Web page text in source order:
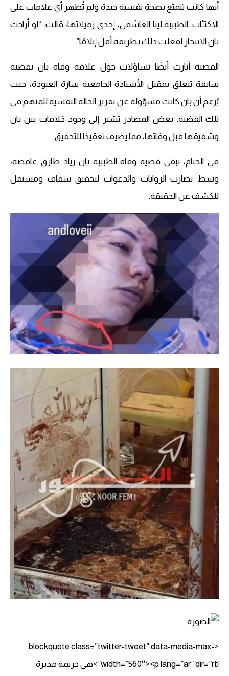
أنها كانت تتمتع بصحة نفسية جيدة ولم تُظهر أي علامات على
الاكتئاب. الطبيبة لينا العاشمي، إحدى زميلاتها، قالت: “لو أرادت
بان الانتحار لفعلت ذلك بطريقة أقل إيلامًا”.
القضية أثارت أيضًا تساؤلات حول علاقة وفاة بان بقضية
سابقة تتعلق بمقتل الأستاذة الجامعية سارة العبودة، حيث
يُزعم أن بان كانت مسؤولة عن تقرير الحالة النفسية للمتهم في
تلك القضية. بعض المصادر تشير إلى وجود خلافات بين بان
وشقيقها قبل وفاتها، مما يضيف تعقيدًا للتحقيق.
في الختام، تبقى قضية وفاة الطبيبة بان زياد طارق غامضة،
وسط تضارب الروايات والدعوات لتحقيق شفاف ومستقل
للكشف عن الحقيقة.
<blockquote class=”twitter-tweet” data-media-max-
width=”560″><p lang=”ar” dir=”rtl”>هي جريمة مدبرة